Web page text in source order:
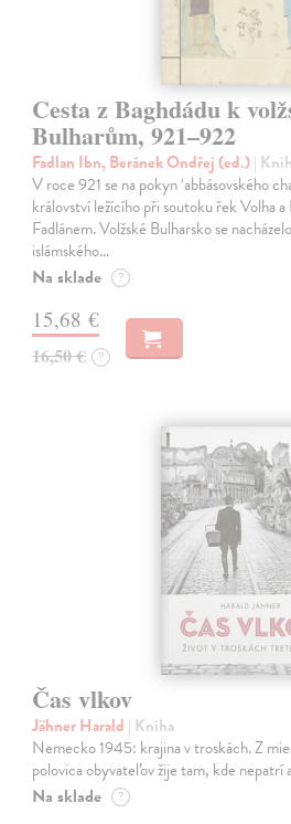
Cesta z Baghdádu k
Bulharům, 921–922
Fadlan Ibn, Beránek Ondřej (ed.)|
V roce 921 se na pokyn ‘abbásovského
království ležícího při soutoku řek Volha a
Fadlánem. Volžské Bulharsko se
islámského…
Na sklade ?
15,68 €
16,50 € ?
Čas vlkov
Jähner Harald | Kniha
Nemecko 1945: krajina v troskách. Z
polovica obyvateľov žije tam, kde nepatrí
Na sklade ?